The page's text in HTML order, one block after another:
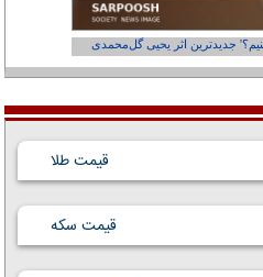
جدیدترین اثر یحیی گل‌محمدی
قیمت طلا
قیمت سکه